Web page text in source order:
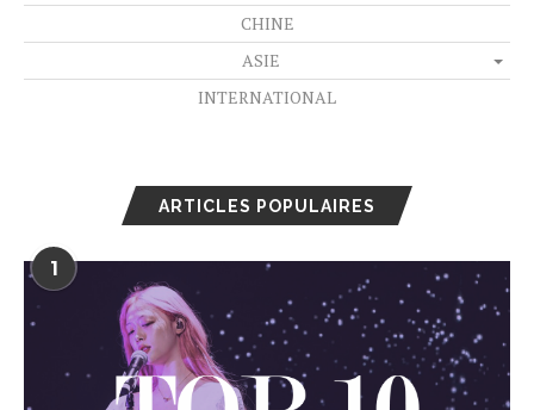
CHINE
ASIE
INTERNATIONAL
ARTICLES POPULAIRES
1